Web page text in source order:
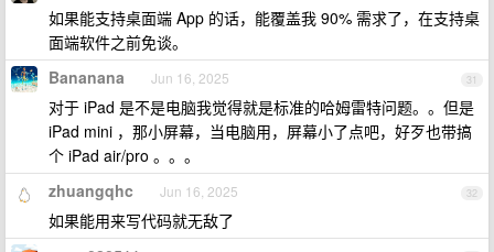
如果能支持桌面端 App 的话，能覆盖我 90% 需求了，在支持桌
面端软件之前免谈。
31
Bananana Jun 16, 2025
对于 iPad 是不是电脑我觉得就是标准的哈姆雷特问题。。但是
iPad mini ，那小屏幕，当电脑用，屏幕小了点吧，好歹也带搞
个 iPad air/pro 。。。
32
zhuangqhc Jun 16, 2025
如果能用来写代码就无敌了